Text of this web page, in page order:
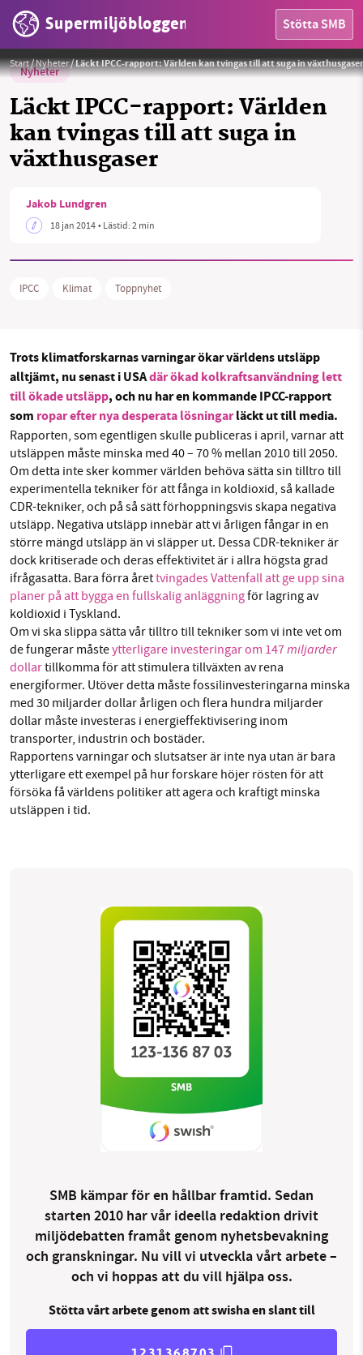
Supermiljöbloggen Stötta SMB
MILJÖFAKTA
Facebook Instagram BlueSky
Threads LinkedIn
Start/Nyheter/Läckt IPCC-rapport: Världen kan tvingas till att suga in växthusgaser
Nyheter
Läckt IPCC-rapport: Världen
kan tvingas till att suga in
växthusgaser
Jakob Lundgren
18 jan 2014• Lästid:2 min
IPCC Klimat Toppnyhet
Trots klimatforskarnas varningar ökar världens utsläpp
alltjämt, nu senast i USAdär ökad kolkraftsanvändning lett
till ökade utsläpp, och nu har en kommande IPCC-rapport
som ropar efter nya desperata lösningarläckt ut till media.
Rapporten, som egentligen skulle publiceras i april, varnar att
utsläppen måste minska med 40 – 70 % mellan 2010 till 2050.
Om detta inte sker kommer världen behöva sätta sin tilltro till
experimentella tekniker för att fånga in koldioxid, så kallade
CDR-tekniker, och på så sätt förhoppningsvis skapa negativa
utsläpp. Negativa utsläpp innebär att vi årligen fångar in en
större mängd utsläpp än vi släpper ut. Dessa CDR-tekniker är
dock kritiserade och deras effektivitet är i allra högsta grad
ifrågasatta. Bara förra årettvingades Vattenfall att ge upp sina
planer på att bygga en fullskalig anläggningför lagring av
koldioxid i Tyskland.
Om vi ska slippa sätta vår tilltro till tekniker som vi inte vet om
de fungerar måsteytterligare investeringar om 147miljarder
dollartillkomma för att stimulera tillväxten av rena
energiformer. Utöver detta måste fossilinvesteringarna minska
med 30 miljarder dollar årligen och flera hundra miljarder
dollar måste investeras i energieffektivisering inom
transporter, industrin och bostäder.
Rapportens varningar och slutsatser är inte nya utan är bara
ytterligare ett exempel på hur forskare höjer rösten för att
försöka få världens politiker att agera och kraftigt minska
utsläppen i tid.
SMB kämpar för en hållbar framtid. Sedan
starten 2010 har vår ideella redaktion drivit
miljödebatten framåt genom nyhetsbevakning
och granskningar. Nu vill vi utveckla vårt arbete –
och vi hoppas att du vill hjälpa oss.
Stötta vårt arbete genom att swisha en slant till
SMB kämpar för en hållbar framtid. Sedan
starten 2010 har vår ideella redaktion drivit
miljödebatten framåt genom
nyhetsbevakning och granskningar. Nu vill vi
utveckla vårt arbete – och vi hoppas att du
vill hjälpa oss.
Stötta vårt arbete genom att swisha en slant till
1231368703
Läs vad vi vill göra